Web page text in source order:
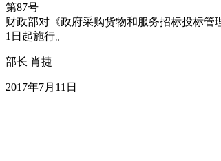
第87号
财政部对《政府采购货物和服务招标投标管
1日起施行。
部长 肖捷
2017年7月11日